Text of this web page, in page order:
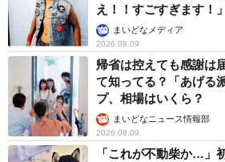
え！！すごすぎます！
まいどなメディア
2026.08.09
帰省は控えても感謝は
て知ってる？「あげる
プ、相場はいくら？
まいどなニュース情報部
2026.08.09
「これが不動柴か…」